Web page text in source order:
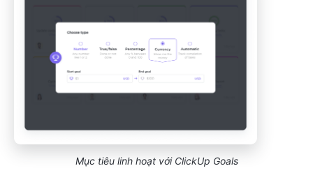
Mục tiêu linh hoạt với ClickUp Goals